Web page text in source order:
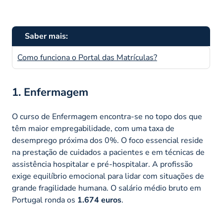
Saber mais:
Como funciona o Portal das Matrículas?
1. Enfermagem
O curso de Enfermagem encontra-se no topo dos que
têm maior empregabilidade, com uma taxa de
desemprego próxima dos 0%. O foco essencial reside
na prestação de cuidados a pacientes e em técnicas de
assistência hospitalar e pré-hospitalar. A profissão
exige equilíbrio emocional para lidar com situações de
grande fragilidade humana. O salário médio bruto em
Portugal ronda os 1.674 euros.